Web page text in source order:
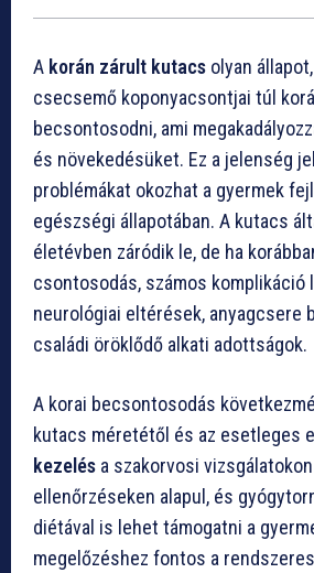
A korán zárult kutacs olyan
csecsemő koponyacsontjai túl
becsontosodni, ami
és növekedésüket. Ez a jelenség
problémákat okozhat a gyermek
egészségi állapotában. A kutacs
életévben záródik le, de ha
csontosodás, számos komplikáció
neurológiai eltérések, anyagcsere
családi öröklődő alkati adottságok.
A korai becsontosodás
kutacs méretétől és az esetleges
kezelés a szakorvosi
ellenőrzéseken alapul, és
diétával is lehet támogatni a
megelőzéshez fontos a